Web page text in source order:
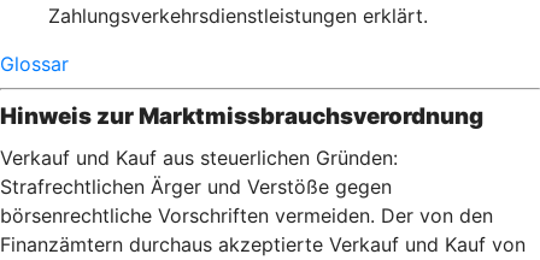
Zahlungsverkehrsdienstleistungen erklärt.
Glossar
Hinweis zur Marktmissbrauchsverordnung
Verkauf und Kauf aus steuerlichen Gründen:
Strafrechtlichen Ärger und Verstöße gegen
börsenrechtliche Vorschriften vermeiden. Der von den
Finanzämtern durchaus akzeptierte Verkauf und Kauf von